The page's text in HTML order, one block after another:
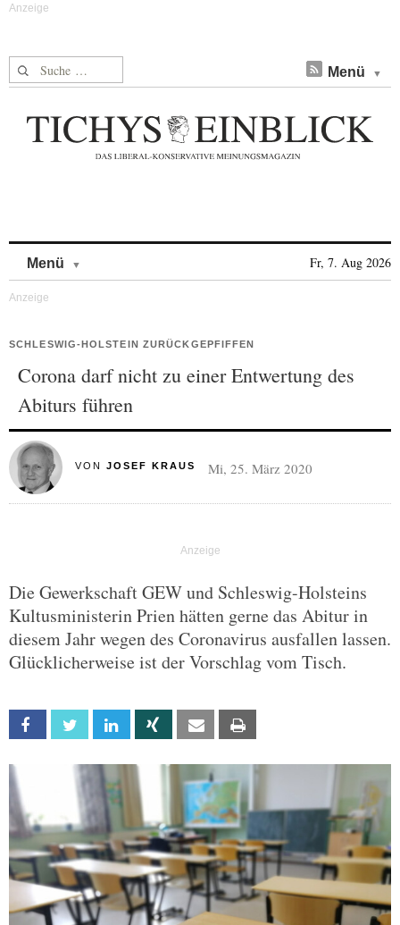
Suche nach: Menü
Menü Fr, 7. Aug 2026
SCHLESWIG-HOLSTEIN ZURÜCKGEPFIFFEN
Corona darf nicht zu einer Entwertung des
Abiturs führen
VON JOSEF KRAUS Mi, 25. März 2020
Die Gewerkschaft GEW und Schleswig-Holsteins
Kultusministerin Prien hätten gerne das Abitur in
diesem Jahr wegen des Coronavirus ausfallen lassen.
Glücklicherweise ist der Vorschlag vom Tisch.
Facebook Twitter Linkedin Xing Email